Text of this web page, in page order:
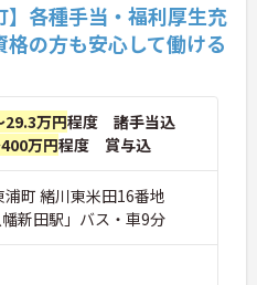
】各種手当・福利厚生充
の方も安心して働ける
29.3万円程度 諸手当込
万円程度 賞与込
町 緒川東米田16番地
新田駅」バス・車9分